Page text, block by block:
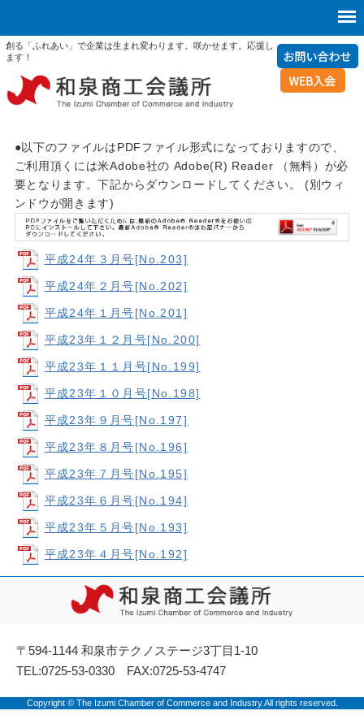
創る「ふれあい」で企業は生まれ変わります。咲かせます。応援し
ます！
●以下のファイルはPDFファイル形式になっておりますので、
ご利用頂くには米Adobe社の Adobe(R) Reader （無料）が必
要となります。下記からダウンロードしてください。 (別ウィ
ンドウが開きます)
平成24年３月号[No.203]
平成24年２月号[No.202]
平成24年１月号[No.201]
平成23年１２月号[No.200]
平成23年１１月号[No.199]
平成23年１０月号[No.198]
平成23年９月号[No.197]
平成23年８月号[No.196]
平成23年７月号[No.195]
平成23年６月号[No.194]
平成23年５月号[No.193]
平成23年４月号[No.192]
〒594-1144 和泉市テクノステージ3丁目1-10
TEL:0725-53-0330 FAX:0725-53-4747
Copyright © The Izumi Chamber of Commerce and Industry.All rights reserved.